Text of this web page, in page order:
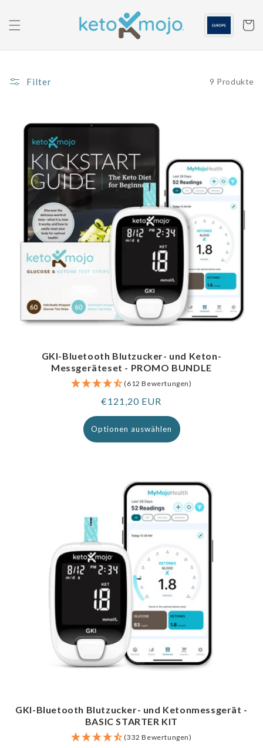
springen
Filter 9 Produkte
GKI-Bluetooth Blutzucker- und Keton-
Messgeräteset - PROMO BUNDLE
(612 Bewertungen)
Regulärer
Preis
€121,20 EUR
Optionen auswählen
GKI-Bluetooth Blutzucker- und Ketonmessgerät -
BASIC STARTER KIT
(332 Bewertungen)